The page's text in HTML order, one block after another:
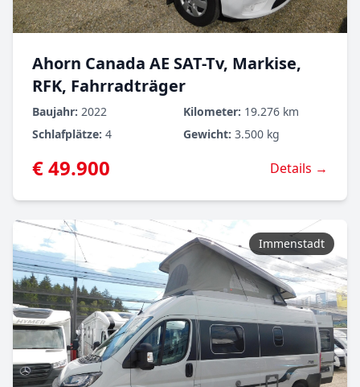
Ahorn Canada AE SAT-Tv, Markise,
RFK, Fahrradträger
Baujahr: 2022 Kilometer: 19.276 km
Schlafplätze: 4 Gewicht: 3.500 kg
€ 49.900 Details →
Immenstadt